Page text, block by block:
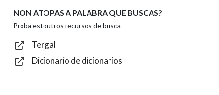
Texto de verificación
NON ATOPAS A PALABRA QUE BUSCAS?
Proba estoutros recursos de busca
Tergal
Dicionario de dicionarios